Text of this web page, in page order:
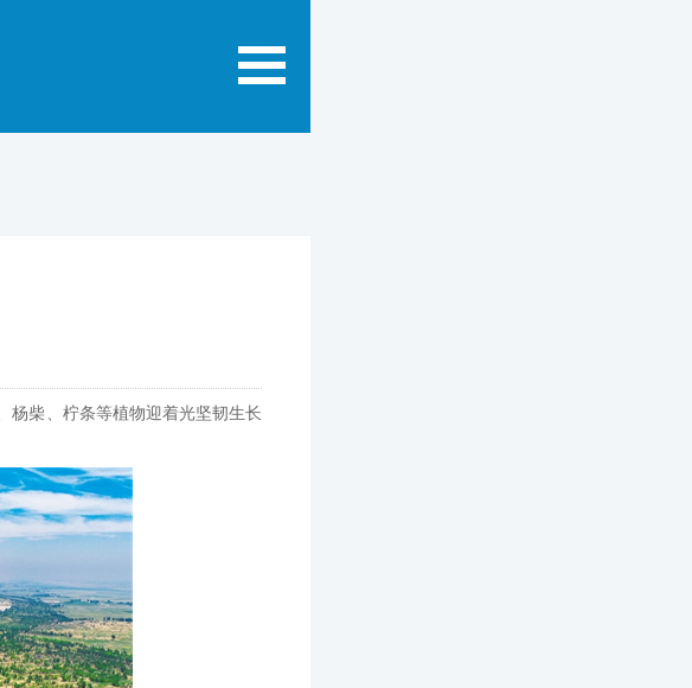
杨柴、柠条等植物迎着光坚韧生长